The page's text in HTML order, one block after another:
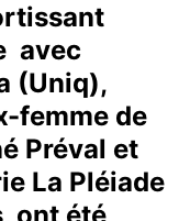
avec
(Uniq),
femme de
Préval et
La Pléiade